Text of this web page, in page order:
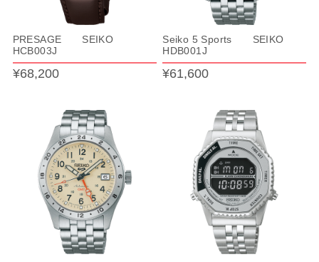
PRESAGE SEIKO
HCB003J
¥68,200
Seiko 5 Sports SEIKO
HDB001J
¥61,600